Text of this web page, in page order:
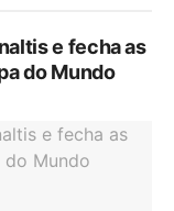
e fecha as
do Mundo